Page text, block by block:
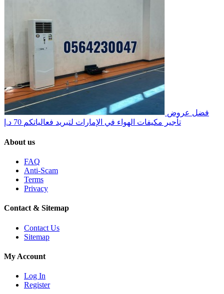
فضل عروض
تأجير مكيفات الهواء في الإمارات لتبريد فعالياتكم 70 د.إ
About us
FAQ
Anti-Scam
Terms
Privacy
Contact & Sitemap
Contact Us
Sitemap
My Account
Log In
Register